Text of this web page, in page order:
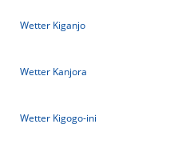
Wetter Kiganjo
Wetter Kanjora
Wetter Kigogo-ini